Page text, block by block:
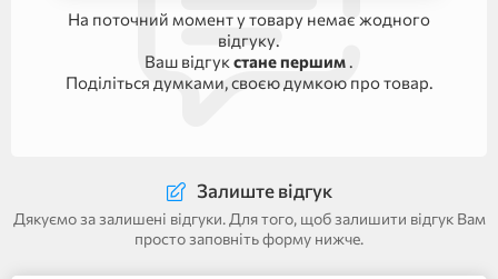
На поточний момент у товару немає жодного
відгуку.
Ваш відгук стане першим .
Поділіться думками, своєю думкою про товар.
Залиште відгук
Дякуємо за залишені відгуки. Для того, щоб залишити відгук Вам
просто заповніть форму нижче.